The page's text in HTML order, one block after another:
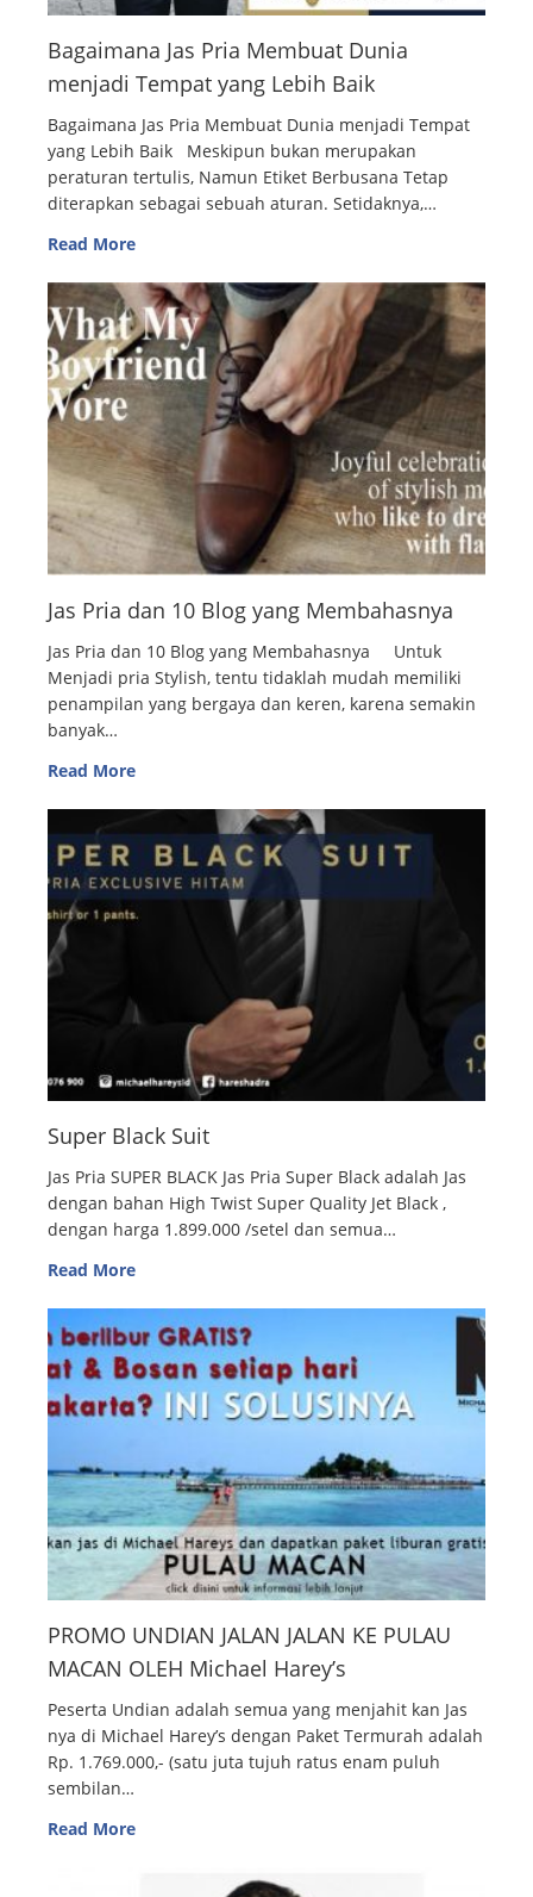
Bagaimana Jas Pria Membuat Dunia
menjadi Tempat yang Lebih Baik
Bagaimana Jas Pria Membuat Dunia menjadi Tempat
yang Lebih Baik Meskipun bukan merupakan
peraturan tertulis, Namun Etiket Berbusana Tetap
diterapkan sebagai sebuah aturan. Setidaknya,…
Read More
Jas Pria dan 10 Blog yang Membahasnya
Jas Pria dan 10 Blog yang Membahasnya Untuk
Menjadi pria Stylish, tentu tidaklah mudah memiliki
penampilan yang bergaya dan keren, karena semakin
banyak…
Read More
Super Black Suit
Jas Pria SUPER BLACK Jas Pria Super Black adalah Jas
dengan bahan High Twist Super Quality Jet Black ,
dengan harga 1.899.000 /setel dan semua…
Read More
PROMO UNDIAN JALAN JALAN KE PULAU
MACAN OLEH Michael Harey’s
Peserta Undian adalah semua yang menjahit kan Jas
nya di Michael Harey’s dengan Paket Termurah adalah
Rp. 1.769.000,- (satu juta tujuh ratus enam puluh
sembilan…
Read More